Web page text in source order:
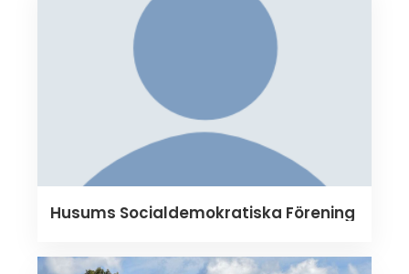
Husums Socialdemokratiska Förening